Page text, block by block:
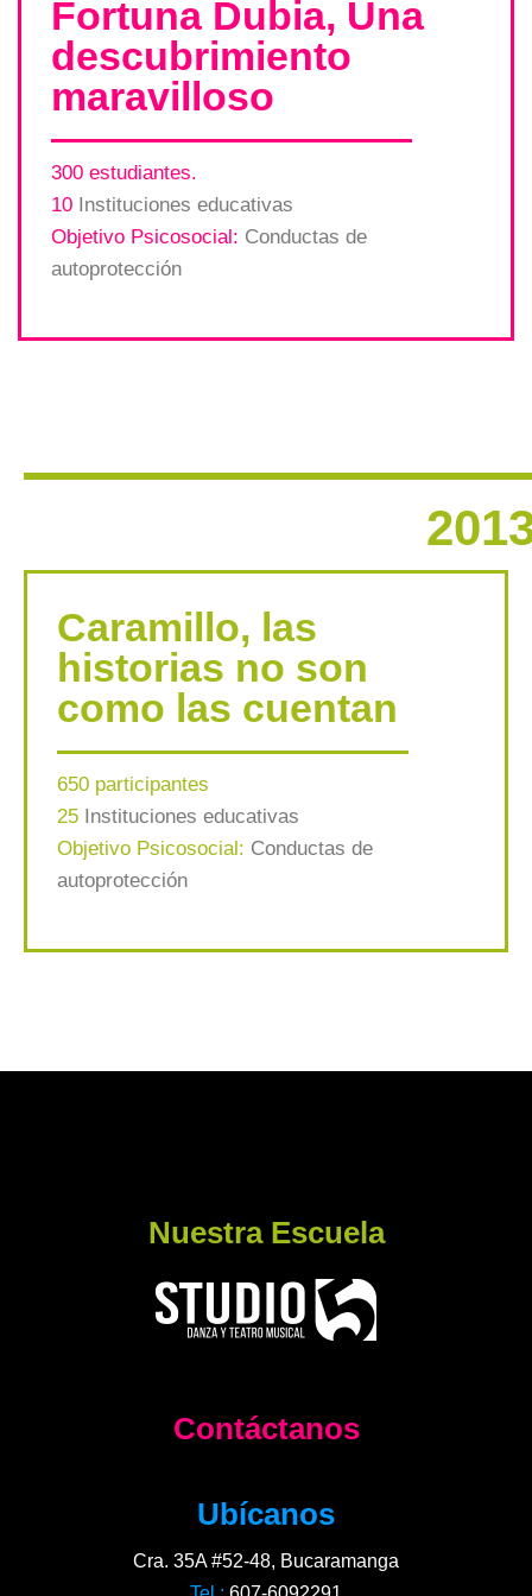
Fortuna Dubia, Una
descubrimiento
maravilloso
300 estudiantes.
10 Instituciones educativas
Objetivo Psicosocial: Conductas de
autoprotección
Caramillo, las
historias no son
como las cuentan
650 participantes
25 Instituciones educativas
Objetivo Psicosocial: Conductas de
autoprotección
Nuestra Escuela
Contáctanos
Ubícanos
Cra. 35A #52-48, Bucaramanga